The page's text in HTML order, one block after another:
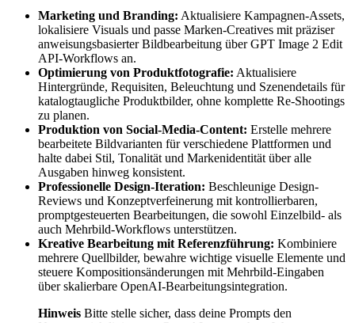
Marketing und Branding: Aktualisiere Kampagnen-Assets,
lokalisiere Visuals und passe Marken-Creatives mit präziser
anweisungsbasierter Bildbearbeitung über GPT Image 2 Edit
API-Workflows an.
Optimierung von Produktfotografie: Aktualisiere
Hintergründe, Requisiten, Beleuchtung und Szenendetails für
katalogtaugliche Produktbilder, ohne komplette Re-Shootings
zu planen.
Produktion von Social-Media-Content: Erstelle mehrere
bearbeitete Bildvarianten für verschiedene Plattformen und
halte dabei Stil, Tonalität und Markenidentität über alle
Ausgaben hinweg konsistent.
Professionelle Design-Iteration: Beschleunige Design-
Reviews und Konzeptverfeinerung mit kontrollierbaren,
promptgesteuerten Bearbeitungen, die sowohl Einzelbild- als
auch Mehrbild-Workflows unterstützen.
Kreative Bearbeitung mit Referenzführung: Kombiniere
mehrere Quellbilder, bewahre wichtige visuelle Elemente und
steuere Kompositionsänderungen mit Mehrbild-Eingaben
über skalierbare OpenAI-Bearbeitungsintegration.
Hinweis Bitte stelle sicher, dass deine Prompts den